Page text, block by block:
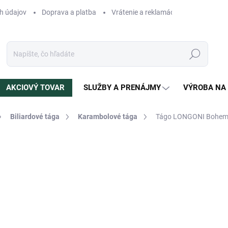
údajov Doprava a platba Vrátenie a reklamácia
Hľadať
AKCIOVÝ TOVAR SLUŽBY A PRENÁJMY VÝROBA NA
Biliardové tága Karambolové tága Tágo LONGONI